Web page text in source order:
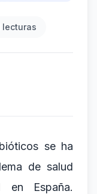
lecturas
se ha
de salud
en España.